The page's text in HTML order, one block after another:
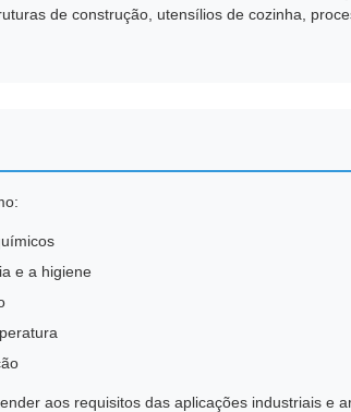
de construção, utensílios de cozinha,
e a higiene
aos requisitos das aplicações industriais e